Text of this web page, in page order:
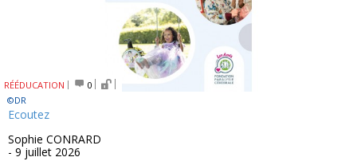
RÉÉDUCATION
0
©DR
Ecoutez
Sophie CONRARD
- 9 juillet 2026